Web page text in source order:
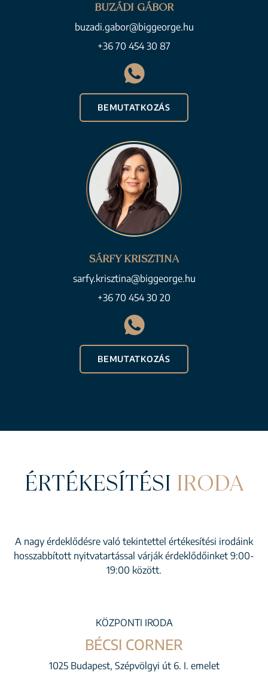
BUZÁDI GÁBOR
buzadi.gabor@biggeorge.hu
+36 70 454 30 87
BEMUTATKOZÁS
SÁRFY KRISZTINA
sarfy.krisztina@biggeorge.hu
+36 70 454 30 20
BEMUTATKOZÁS
ÉRTÉKESÍTÉSI IRODA
A nagy érdeklődésre való tekintettel értékesítési irodáink
hosszabbított nyitvatartással várják érdeklődőinket 9:00-
19:00 között.
KÖZPONTI IRODA
BÉCSI CORNER
1025 Budapest, Szépvölgyi út 6. I. emelet